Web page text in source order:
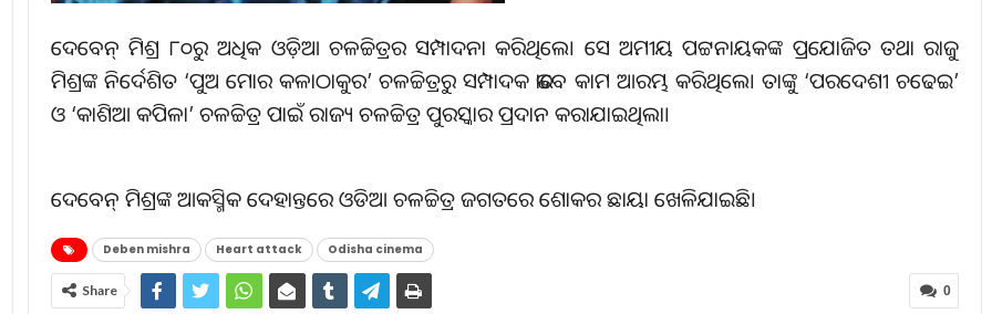
ଦେବେନ୍ ମିଶ୍ର ୮୦ରୁ ଅଧିକ ଓଡ଼ିଆ ଚଳଚ୍ଚିତ୍ରର ସମ୍ପାଦନା କରିଥିଲେ। ସେ ଅମୀୟ ପଟ୍ଟନାୟକଙ୍କ ପ୍ରଯୋଜିତ ତଥା ରାଜୁ
ମିଶ୍ରଙ୍କ ନିର୍ଦେଶିତ ‘ପୁଅ ମୋର କଳାଠାକୁର’ ଚଳଚ୍ଚିତ୍ରରୁ ସମ୍ପାଦକ ଭାବେ କାମ ଆରମ୍ଭ କରିଥିଲେ। ତାଙ୍କୁ ‘ପରଦେଶୀ ଚଢେଇ’
ଓ ‘କାଶିଆ କପିଳା’ ଚଳଚ୍ଚିତ୍ର ପାଇଁ ରାଜ୍ୟ ଚଳଚ୍ଚିତ୍ର ପୁରସ୍କାର ପ୍ରଦାନ କରାଯାଇଥିଲା।
ଦେବେନ୍ ମିଶ୍ରଙ୍କ ଆକସ୍ମିକ ଦେହାନ୍ତରେ ଓଡିଆ ଚଳଚ୍ଚିତ୍ର ଜଗତରେ ଶୋକର ଛାୟା ଖେଳିଯାଇଛି।
Deben mishra Heart attack Odisha cinema
0
Share